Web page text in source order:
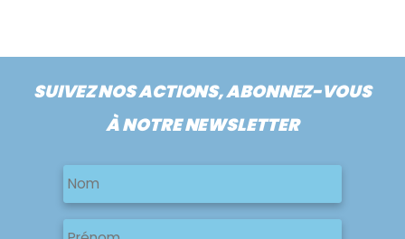
SUIVEZ NOS ACTIONS, ABONNEZ-VOUS
À NOTRE NEWSLETTER
Nom
Nom
Nom